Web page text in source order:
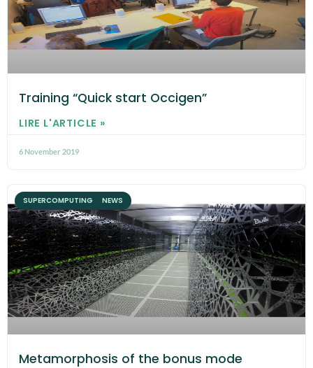
Training “Quick start Occigen”
LIRE L'ARTICLE »
6 November 2019
SUPERCOMPUTING NEWS
Metamorphosis of the bonus mode